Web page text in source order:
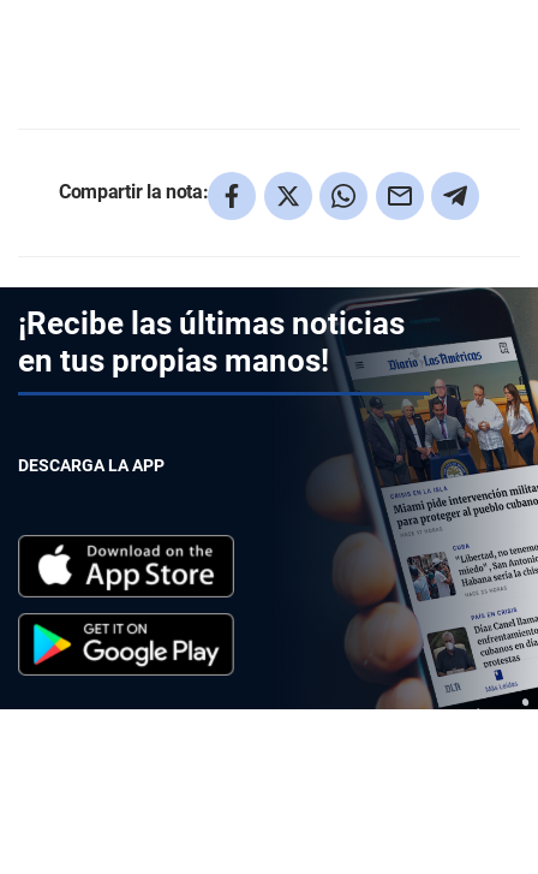
Compartir la nota:
¡Recibe las últimas noticias
en tus propias manos!
DESCARGA LA APP